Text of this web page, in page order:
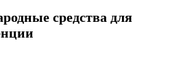
средства для